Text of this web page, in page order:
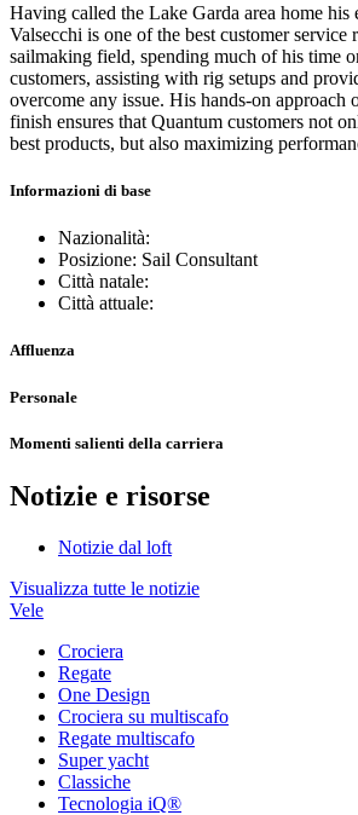
Having called the Lake Garda area home his
Valsecchi is one of the best customer service
sailmaking field, spending much of his time
customers, assisting with rig setups and
overcome any issue. His hands-on approach
finish ensures that Quantum customers not
best products, but also maximizing
Informazioni di base
Nazionalità:
Posizione: Sail Consultant
Città natale:
Città attuale:
Affluenza
Personale
Momenti salienti della carriera
Notizie e risorse
Notizie dal loft
Visualizza tutte le notizie
Vele
Crociera
Regate
One Design
Crociera su multiscafo
Regate multiscafo
Super yacht
Classiche
Tecnologia iQ®